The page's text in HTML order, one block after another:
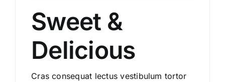
Sweet &
Delicious
Cras consequat lectus vestibulum tortor